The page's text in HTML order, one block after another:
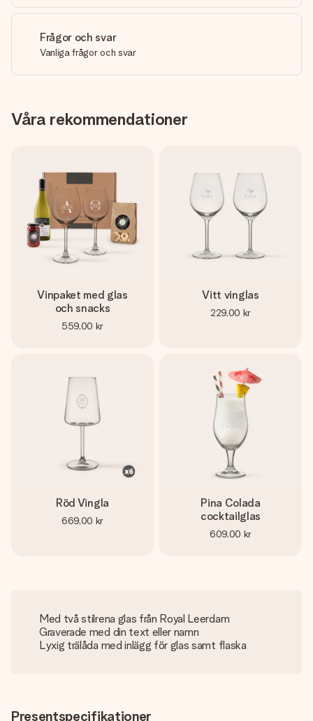
Frågor och svar
Vanliga frågor och svar
Våra rekommendationer
Vinpaket med glas
och snacks
559,00 kr
Vitt vinglas
229,00 kr
Röd Vingla
669,00 kr
Pina Colada
cocktailglas
609,00 kr
Med två stilrena glas från Royal Leerdam
Graverade med din text eller namn
Lyxig trälåda med inlägg för glas samt flaska
Presentspecifikationer